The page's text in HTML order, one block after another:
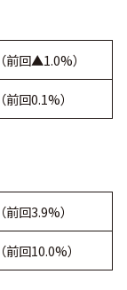
（前回▲1.0%）
（前回0.1%）
（前回3.9%）
（前回10.0%）